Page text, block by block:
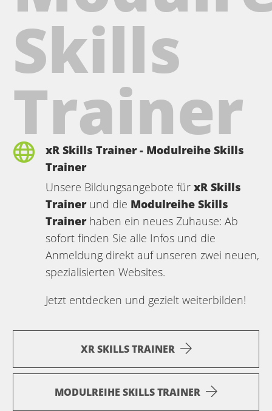
Skills
Trainer
xR Skills Trainer - Modulreihe Skills
Trainer
Unsere Bildungsangebote für xR Skills
Trainerund die Modulreihe Skills
Trainerhaben ein neues Zuhause: Ab
sofort finden Sie alle Infos und die
Anmeldung direkt auf unseren zwei neuen,
spezialisierten Websites.
Jetzt entdecken und gezielt weiterbilden!
XR SKILLS TRAINER
MODULREIHE SKILLS TRAINER